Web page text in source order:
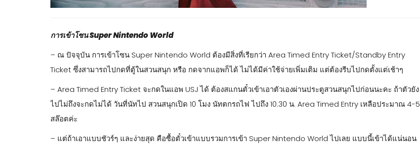
การเข้าโซน Super Nintendo World
– ณ ปัจจุบัน การเข้าโซน Super Nintendo World ต้องมีสิ่งที่เรียกว่า Area Timed Entry Ticket/Standby Entry
Ticket ซึ่งสามารถไปกดที่ตู้ในสวนสนุก หรือ กดจากแอพก็ได้ ไม่ได้มีค่าใช้จ่ายเพิ่มเติม แต่ต้องรีบไปกดตั้งแต่เช้าๆ
– Area Timed Entry Ticket จะกดในแอพ USJ ได้ ต้องสแกนตั๋วเข้าเอาตัวเองผ่านประตูสวนสนุกไปก่อนนะคะ ถ้าตัวยัง
ไปไม่ถึงจะกดไม่ได้ วันที่นัทไป สวนสนุกเปิด 10 โมง นัทตกรถไฟ ไปถึง 10.30 น. Area Timed Entry เหลือประมาณ 4-5
สล๊อตค่ะ
– แต่ถ้าเอาแบบชัวร์ๆ และง่ายสุด คือซื้อตั๋วเข้าแบบรวมการเข้า Super Nintendo World ไปเลย แบบนี้เข้าได้แน่นอน